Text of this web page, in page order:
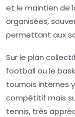
et le maintien de
organisées,
permettant aux
Sur le plan
football ou le
tournois internes
compétitif mais
tennis, très